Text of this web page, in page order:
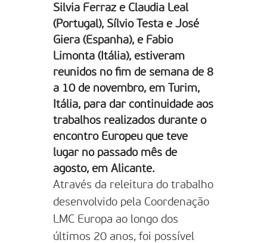
Silvia Ferraz e Claudia Leal
(Portugal), Sílvio Testa e José
Giera (Espanha), e Fabio
Limonta (Itália), estiveram
reunidos no fim de semana de 8
a 10 de novembro, em Turim,
Itália, para dar continuidade aos
trabalhos realizados durante o
encontro Europeu que teve
lugar no passado mês de
agosto, em Alicante.
Através da releitura do trabalho
desenvolvido pela Coordenação
LMC Europa ao longo dos
últimos 20 anos, foi possível